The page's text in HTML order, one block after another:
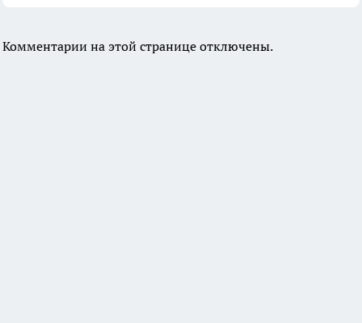
Комментарии на этой странице отключены.